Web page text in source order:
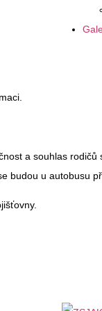
a souhlas rodičů
budou u autobusu